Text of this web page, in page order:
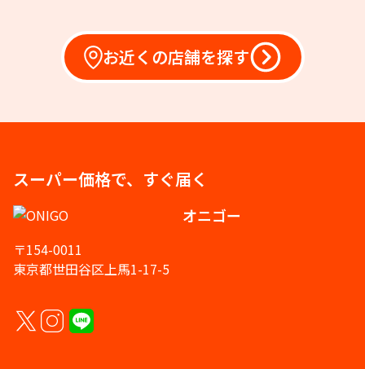
お近くの店舗を探す
スーパー価格で、すぐ届く
オニゴー
〒154-0011
東京都世田谷区上馬1-17-5